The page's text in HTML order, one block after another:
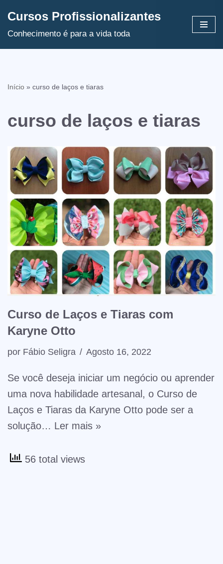
Avançar
Cursos Profissionalizantes
Conhecimento é para a vida toda
Início » curso de laços e tiaras
curso de laços e tiaras
Curso de Laços e Tiaras com
Karyne Otto
por Fábio Seligra Agosto 16, 2022
Se você deseja iniciar um negócio ou aprender
uma nova habilidade artesanal, o Curso de
Laços e Tiaras da Karyne Otto pode ser a
solução… Ler mais »
56 total views